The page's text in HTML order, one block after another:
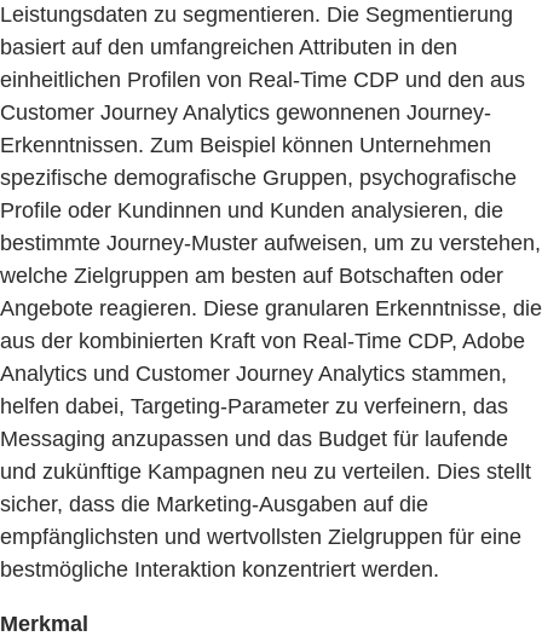
Leistungsdaten zu segmentieren. Die Segmentierung
basiert auf den umfangreichen Attributen in den
einheitlichen Profilen von Real-Time CDP und den aus
Customer Journey Analytics gewonnenen Journey-
Erkenntnissen. Zum Beispiel können Unternehmen
spezifische demografische Gruppen, psychografische
Profile oder Kundinnen und Kunden analysieren, die
bestimmte Journey-Muster aufweisen, um zu verstehen,
welche Zielgruppen am besten auf Botschaften oder
Angebote reagieren. Diese granularen Erkenntnisse, die
aus der kombinierten Kraft von Real-Time CDP, Adobe
Analytics und Customer Journey Analytics stammen,
helfen dabei, Targeting-Parameter zu verfeinern, das
Messaging anzupassen und das Budget für laufende
und zukünftige Kampagnen neu zu verteilen. Dies stellt
sicher, dass die Marketing-Ausgaben auf die
empfänglichsten und wertvollsten Zielgruppen für eine
bestmögliche Interaktion konzentriert werden.
Merkmal